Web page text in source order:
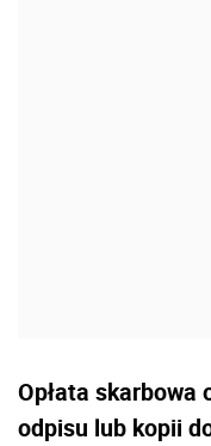
Opłata
odpisu lub kopii